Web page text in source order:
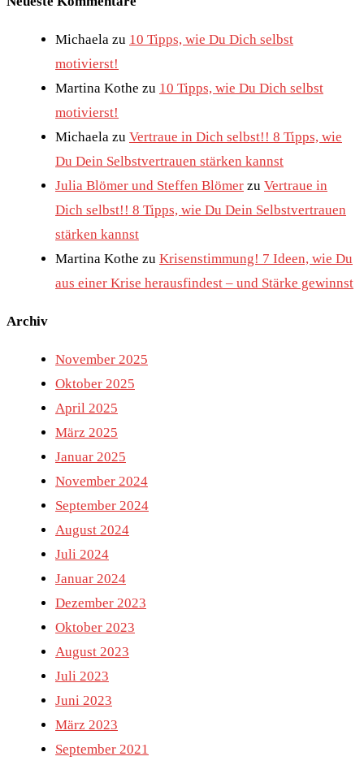
Michaela zu 10 Tipps, wie Du Dich selbst
motivierst!
Martina Kothe zu 10 Tipps, wie Du Dich selbst
motivierst!
Michaela zu Vertraue in Dich selbst!! 8 Tipps, wie
Du Dein Selbstvertrauen stärken kannst
Julia Blömer und Steffen Blömer zu Vertraue in
Dich selbst!! 8 Tipps, wie Du Dein Selbstvertrauen
stärken kannst
Martina Kothe zu Krisenstimmung! 7 Ideen, wie Du
aus einer Krise herausfindest – und Stärke gewinnst
Archiv
November 2025
Oktober 2025
April 2025
März 2025
Januar 2025
November 2024
September 2024
August 2024
Juli 2024
Januar 2024
Dezember 2023
Oktober 2023
August 2023
Juli 2023
Juni 2023
März 2023
September 2021